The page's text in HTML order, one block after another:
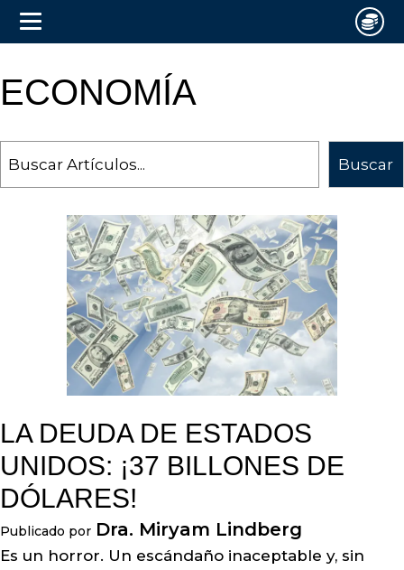
ECONOMÍA
Buscar
LA DEUDA DE ESTADOS
UNIDOS: ¡37 BILLONES DE
DÓLARES!
Publicado por Dra. Miryam Lindberg
Es un horror. Un escándaño inaceptable y, sin